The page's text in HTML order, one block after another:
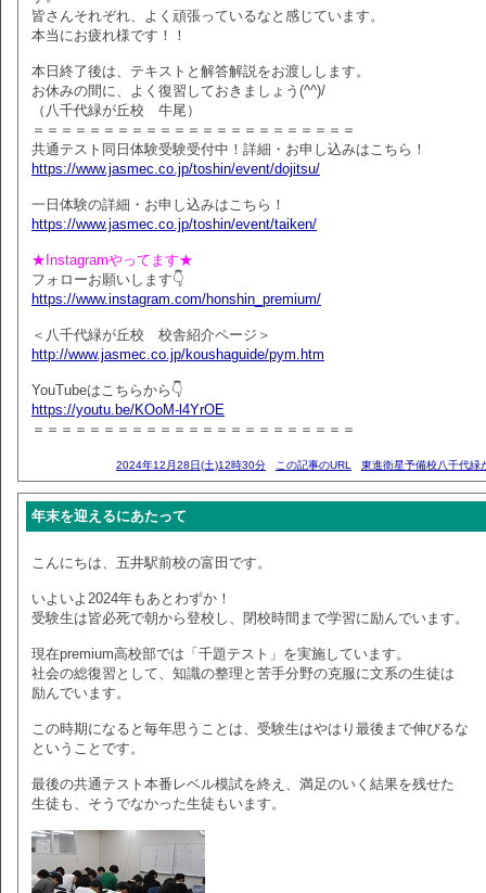
皆さんそれぞれ、よく頑張っているなと感じています。
本当にお疲れ様です！！
本日終了後は、テキストと解答解説をお渡しします。
お休みの間に、よく復習しておきましょう(^^)/
（八千代緑が丘校 牛尾）
＝＝＝＝＝＝＝＝＝＝＝＝＝＝＝＝＝＝＝＝＝＝＝
共通テスト同日体験受験受付中！詳細・お申し込みはこちら！
https://www.jasmec.co.jp/toshin/event/dojitsu/
一日体験の詳細・お申し込みはこちら！
https://www.jasmec.co.jp/toshin/event/taiken/
★Instagramやってます★
フォローお願いします👇
https://www.instagram.com/honshin_premium/
＜八千代緑が丘校 校舎紹介ページ＞
http://www.jasmec.co.jp/koushaguide/pym.htm
YouTubeはこちらから👇
https://youtu.be/KOoM-l4YrOE
＝＝＝＝＝＝＝＝＝＝＝＝＝＝＝＝＝＝＝＝＝＝＝
2024年12月28日(土)12時30分 この記事のURL 東進衛星予備校八千代緑
年末を迎えるにあたって
こんにちは、五井駅前校の富田です。
いよいよ2024年もあとわずか！
受験生は皆必死で朝から登校し、閉校時間まで学習に励んでいます。
現在premium高校部では「千題テスト」を実施しています。
社会の総復習として、知識の整理と苦手分野の克服に文系の生徒は
励んでいます。
この時期になると毎年思うことは、受験生はやはり最後まで伸びるな
ということです。
最後の共通テスト本番レベル模試を終え、満足のいく結果を残せた
生徒も、そうでなかった生徒もいます。